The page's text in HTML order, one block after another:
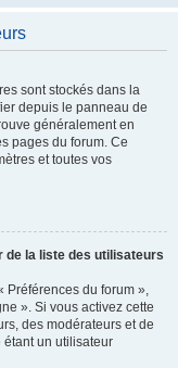
sont stockés dans la
depuis le panneau de
généralement en
pages du forum. Ce
et toutes vos
de la liste des utilisateurs
Préférences du forum »,
». Si vous activez cette
des modérateurs et de
étant un utilisateur